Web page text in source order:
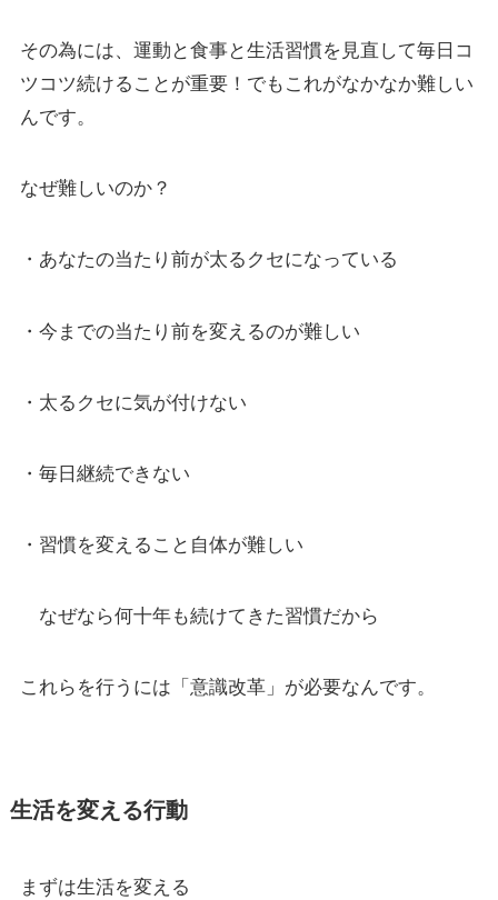
その為には、運動と食事と生活習慣を見直して毎日コ
ツコツ続けることが重要！でもこれがなかなか難しい
んです。
なぜ難しいのか？
・あなたの当たり前が太るクセになっている
・今までの当たり前を変えるのが難しい
・太るクセに気が付けない
・毎日継続できない
・習慣を変えること自体が難しい
なぜなら何十年も続けてきた習慣だから
これらを行うには「意識改革」が必要なんです。
生活を変える行動
まずは生活を変える